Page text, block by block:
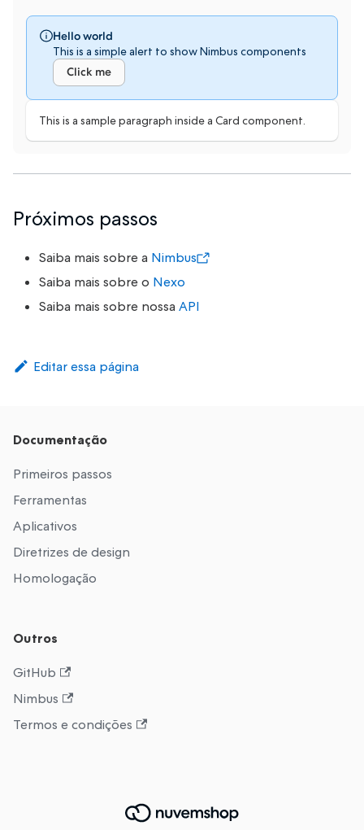
Hello world
This is a simple alert to show Nimbus components
Click me
This is a sample paragraph inside a Card component.
Próximos passos
Saiba mais sobre a Nimbus
Saiba mais sobre o Nexo
Saiba mais sobre nossa API
Editar essa página
Documentação
Primeiros passos
Ferramentas
Aplicativos
Diretrizes de design
Homologação
Outros
GitHub
Nimbus
Termos e condições